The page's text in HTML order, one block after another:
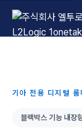
L2Logic 1onetake
기아 전용 디지털 룸
블랙박스 기능 내장